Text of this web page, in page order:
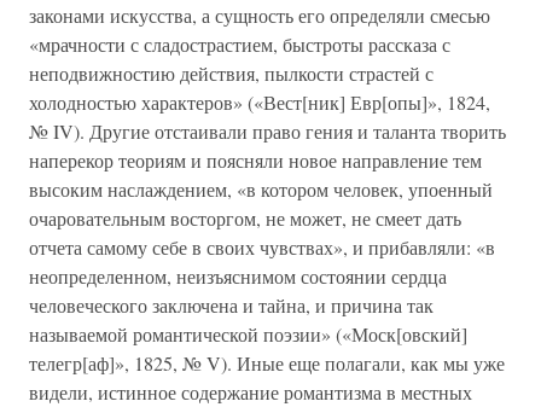
законами искусства, а сущность его определяли смесью
«мрачности с сладострастием, быстроты рассказа с
неподвижностию действия, пылкости страстей с
холодностью характеров» («Вест[ник] Евр[опы]», 1824,
№ IV). Другие отстаивали право гения и таланта творить
наперекор теориям и поясняли новое направление тем
высоким наслаждением, «в котором человек, упоенный
очаровательным восторгом, не может, не смеет дать
отчета самому себе в своих чувствах», и прибавляли: «в
неопределенном, неизъяснимом состоянии сердца
человеческого заключена и тайна, и причина так
называемой романтической поэзии» («Моск[овский]
телегр[аф]», 1825, № V). Иные еще полагали, как мы уже
видели, истинное содержание романтизма в местных